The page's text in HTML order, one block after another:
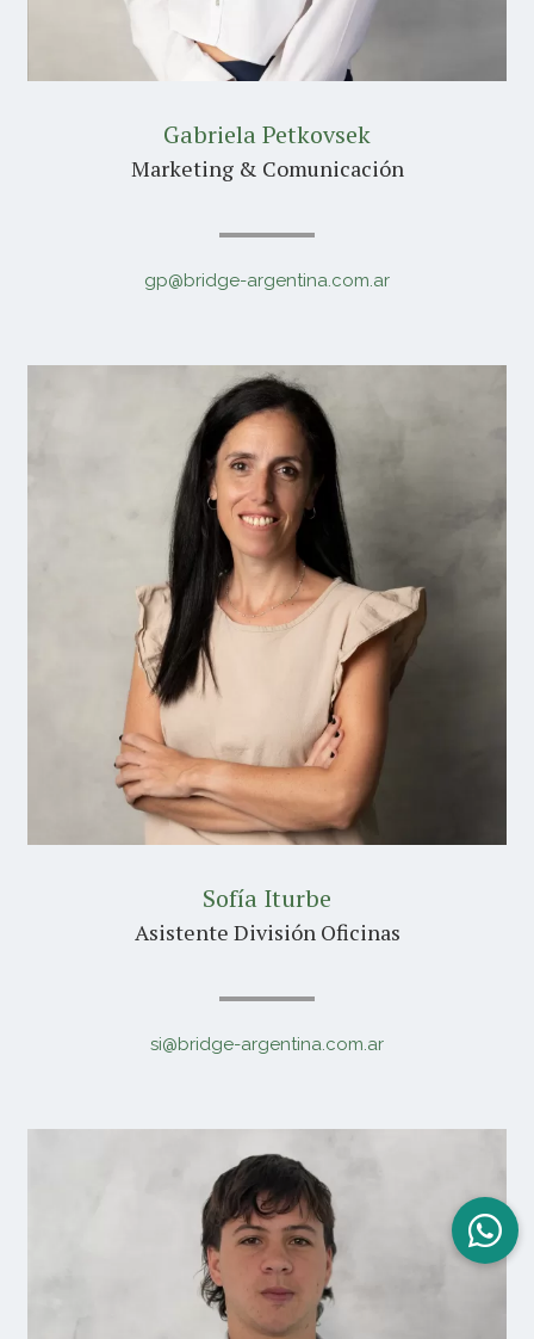
Gabriela Petkovsek
Marketing & Comunicación
gp@bridge-argentina.com.ar
Sofía Iturbe
Asistente División Oficinas
si@bridge-argentina.com.ar